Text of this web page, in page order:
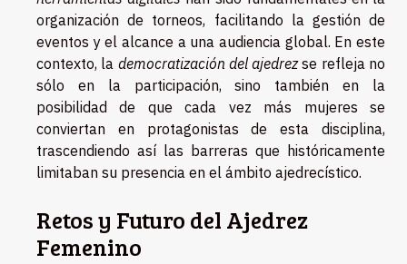
organización de torneos, facilitando la gestión de
eventos y el alcance a una audiencia global. En este
contexto, la democratización del ajedrezse refleja no
sólo en la participación, sino también en la
posibilidad de que cada vez más mujeres se
conviertan en protagonistas de esta disciplina,
trascendiendo así las barreras que históricamente
limitaban su presencia en el ámbito ajedrecístico.
Retos y Futuro del Ajedrez
Femenino